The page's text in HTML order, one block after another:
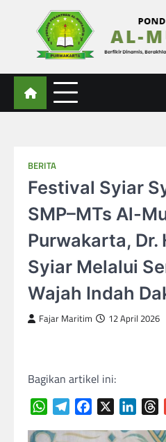
Al-Muhajirin
Berpikir Dinamis – Berakhlak Salaf –
BERITA
Festival Syiar
SMP–MTs Al-
Purwakarta, Dr.
Syiar Melalui
Wajah Indah
Fajar Maritim 12 April 2026
Bagikan artikel ini:
WhatsAppTelegramFacebook